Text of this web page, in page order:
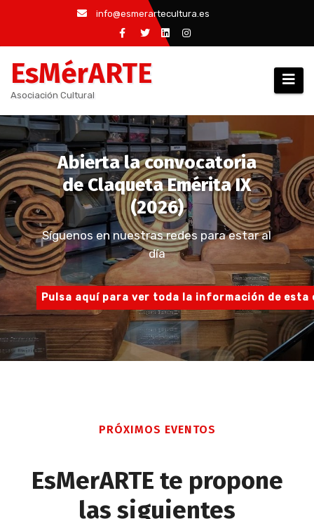
contenido
info@esmerartecultura.es
EsMérARTE
Asociación Cultural
Abierta la convocatoria
de Claqueta Emérita IX
(2026)
Síguenos en nuestras redes para estar al
día
Pulsa aquí para ver toda la información de esta
PRÓXIMOS EVENTOS
EsMerARTE te propone
las siguientes